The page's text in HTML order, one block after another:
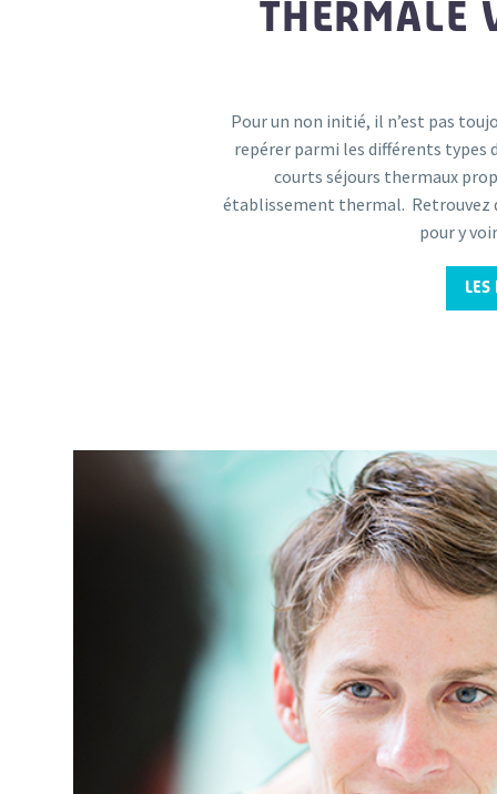
THERMALE
Pour un non initié, il n’est pas
repérer parmi les différents types
courts séjours thermaux
établissement thermal. Retrouvez
pour y
LES